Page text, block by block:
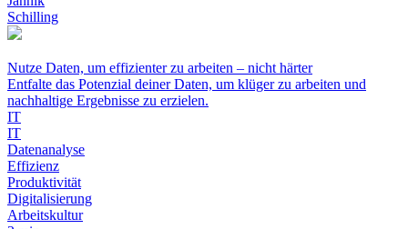
Schilling
Nutze Daten, um effizienter zu arbeiten – nicht härter
Entfalte das Potenzial deiner Daten, um klüger zu arbeiten und
nachhaltige Ergebnisse zu erzielen.
IT
IT
Datenanalyse
Effizienz
Produktivität
Digitalisierung
Arbeitskultur